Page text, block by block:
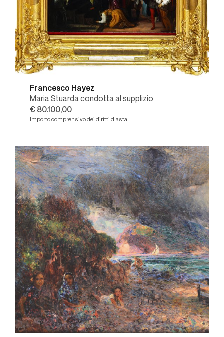
Francesco Hayez
Maria Stuarda condotta al supplizio
€ 80.100,00
Importo comprensivo dei diritti d'asta